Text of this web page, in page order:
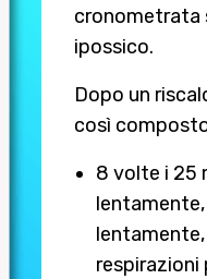
cronometrata
ipossico.
Dopo un
così
8 volte i 25
respirazioni